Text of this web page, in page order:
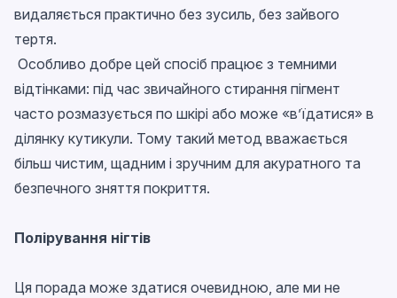
видаляється практично без зусиль, без зайвого
тертя.
Особливо добре цей спосіб працює з темними
відтінками: під час звичайного стирання пігмент
часто розмазується по шкірі або може «в’їдатися» в
ділянку кутикули. Тому такий метод вважається
більш чистим, щадним і зручним для акуратного та
безпечного зняття покриття.
Полірування нігтів
Ця порада може здатися очевидною, але ми не